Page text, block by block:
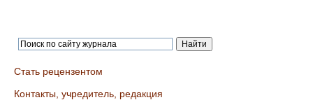
Стать рецензентом
Контакты, учредитель, редакция